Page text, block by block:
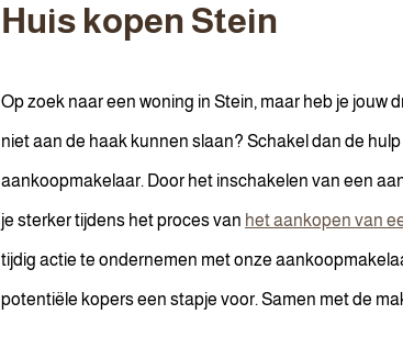
Huis kopen Stein
Op zoek naar een woning in Stein, maar heb je jouw
niet aan de haak kunnen slaan? Schakel dan de
aankoopmakelaar. Door het inschakelen van een
je sterker tijdens het proces van het aankopen van
tijdig actie te ondernemen met onze
potentiële kopers een stapje voor. Samen met de